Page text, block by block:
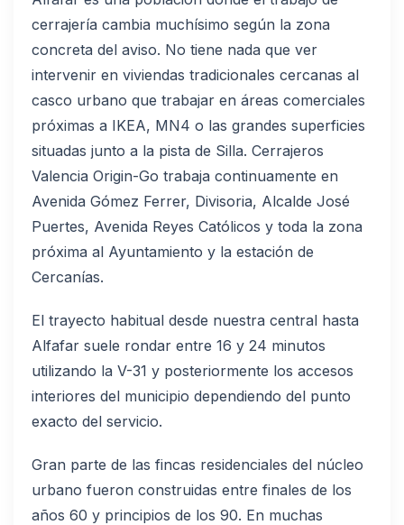
cerrajería cambia muchísimo según la zona
concreta del aviso. No tiene nada que ver
intervenir en viviendas tradicionales cercanas al
casco urbano que trabajar en áreas comerciales
próximas a IKEA, MN4 o las grandes superficies
situadas junto a la pista de Silla. Cerrajeros
Valencia Origin-Go trabaja continuamente en
Avenida Gómez Ferrer, Divisoria, Alcalde José
Puertes, Avenida Reyes Católicos y toda la zona
próxima al Ayuntamiento y la estación de
Cercanías.
El trayecto habitual desde nuestra central hasta
Alfafar suele rondar entre 16 y 24 minutos
utilizando la V-31 y posteriormente los accesos
interiores del municipio dependiendo del punto
exacto del servicio.
Gran parte de las fincas residenciales del núcleo
urbano fueron construidas entre finales de los
años 60 y principios de los 90. En muchas